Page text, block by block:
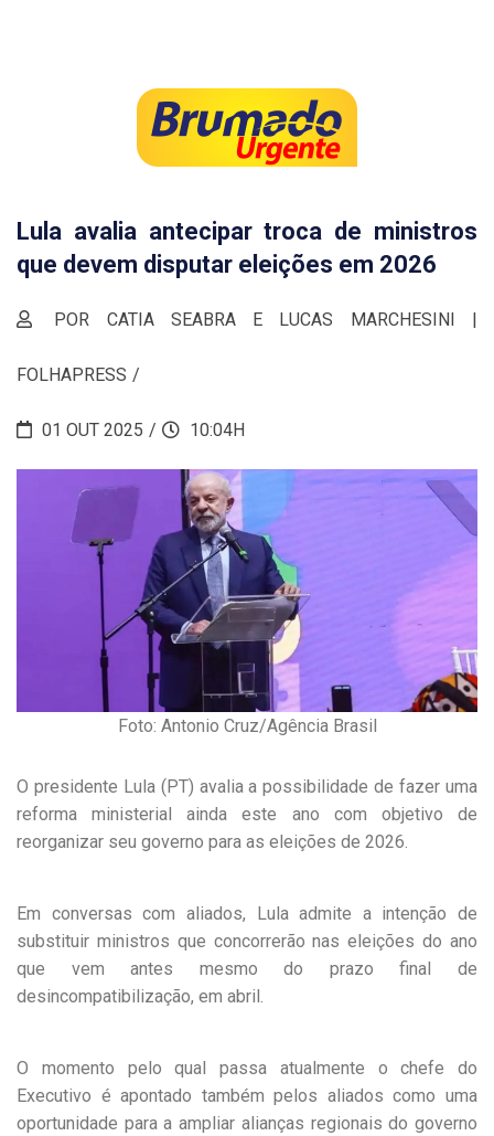
Lula avalia antecipar troca de ministros
que devem disputar eleições em 2026
POR CATIA SEABRA E LUCAS MARCHESINI |
FOLHAPRESS
01 OUT 2025 10:04H
Foto: Antonio Cruz/Agência Brasil
O presidente Lula (PT) avalia a possibilidade de fazer uma
reforma ministerial ainda este ano com objetivo de
reorganizar seu governo para as eleições de 2026.
Em conversas com aliados, Lula admite a intenção de
substituir ministros que concorrerão nas eleições do ano
que vem antes mesmo do prazo final de
desincompatibilização, em abril.
O momento pelo qual passa atualmente o chefe do
Executivo é apontado também pelos aliados como uma
oportunidade para a ampliar alianças regionais do governo